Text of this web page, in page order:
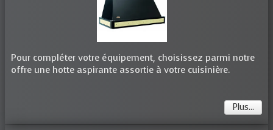
Pour compléter votre équipement, choisissez parmi notre
offre une hotte aspirante assortie à votre cuisinière.
Plus...